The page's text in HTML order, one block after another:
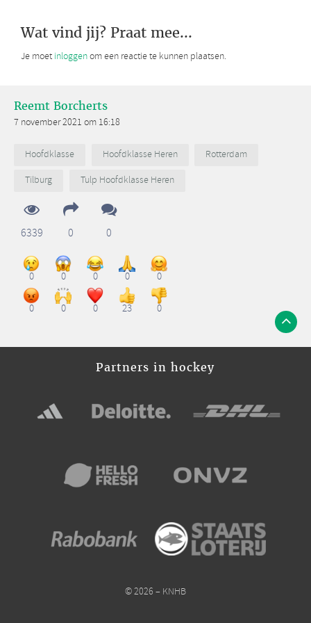
Wat vind jij? Praat mee...
Je moet inloggenom een reactie te kunnen plaatsen.
Reemt Borcherts
7 november 2021 om 16:18
Hoofdklasse Hoofdklasse Heren
Rotterdam
Tilburg
Tulp Hoofdklasse Heren
6339 0 0
0 0 0 0 0
0 0 0 23 0
Partners in hockey
© 2026 – KNHB